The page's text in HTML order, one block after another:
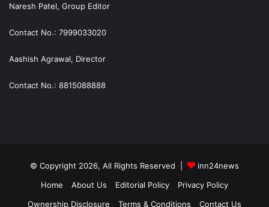
Naresh Patel, Group Editor
Contact No.: 7999033020
Aashish Agrawal, Director
Contact No.: 8815088888
© Copyright 2026, All Rights Reserved |
inn24news
Home
About Us Editorial Policy
Privacy Policy
Ownership Disclosure
Terms & Conditions Contact Us